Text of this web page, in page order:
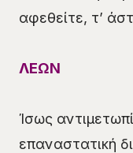
αφεθείτε, τ’
ΛΕΩΝ
Ίσως
επαναστατική